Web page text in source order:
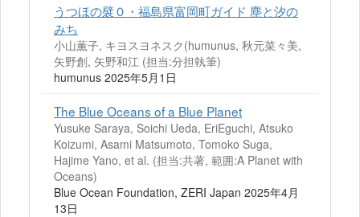
うつほの襞０・福島県富岡町ガイド 塵と汐の
みち
小山薫子, キヨスヨネスク(humunus, 秋元菜々美,
矢野創, 矢野和江 (担当:分担執筆)
humunus 2025年5月1日
The Blue Oceans of a Blue Planet
Yusuke Saraya, Soichi Ueda, EriEguchi, Atsuko
Koizumi, Asami Matsumoto, Tomoko Suga,
Hajime Yano, et al. (担当:共著, 範囲:A Planet with
Oceans)
Blue Ocean Foundation, ZERI Japan 2025年4月
13日